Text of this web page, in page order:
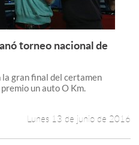
Leer más +
torneo nacional de
gran final del certamen
un auto O Km.
Lunes 13 de junio de 2016